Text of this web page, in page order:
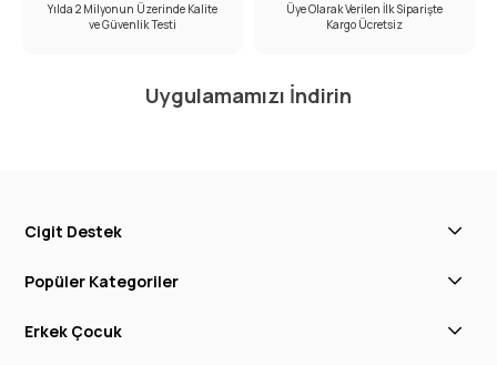
Yılda 2 Milyonun Üzerinde Kalite
ve Güvenlik Testi
Üye Olarak Verilen İlk Siparişte
Kargo Ücretsiz
Uygulamamızı İndirin
Cigit Destek
Popüler Kategoriler
Erkek Çocuk